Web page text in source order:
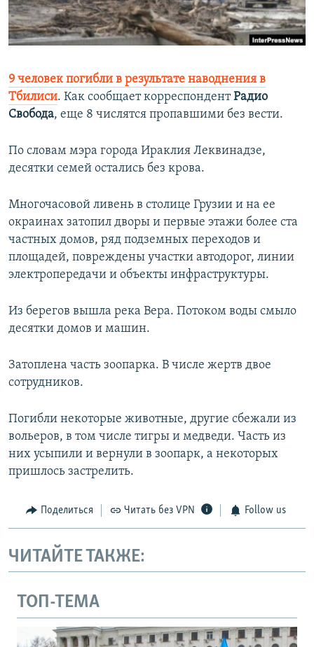
ПОБЕДИТЕЛЕЙ НЕ СУДЯТ?
КРЫМ.НЕПОКОРЕННЫЙ
УКРАИНСКАЯ ПРОБЛЕМА КРЫМА
ПРИСОЕДИНЯЙТЕСЬ!
Все сайты RFE/RL
9 человек погибли в результате наводнения в
Тбилиси. Как сообщает корреспондентРадио
Свобода, еще 8 числятся пропавшими без вести.
По словам мэра города Ираклия Леквинадзе,
десятки семей остались без крова.
Многочасовой ливень в столице Грузии и на ее
окраинах затопил дворы и первые этажи более ста
частных домов, ряд подземных переходов и
площадей, повреждены участки автодорог, линии
электропередачи и объекты инфраструктуры.
Из берегов вышла река Вера. Потоком воды смыло
десятки домов и машин.
Затоплена часть зоопарка. В числе жертв двое
сотрудников.
Погибли некоторые животные, другие сбежали из
вольеров, в том числе тигры и медведи. Часть из
них усыпили и вернули в зоопарк, а некоторых
пришлось застрелить.
Поделиться Читать без VPN Follow us
ЧИТАЙТЕ ТАКЖЕ:
ТОП-ТЕМА